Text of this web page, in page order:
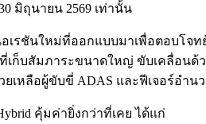
มิถุนายน 2569 เท่านั้น
อเรชันใหม่ที่ออกแบบมาเพื่อตอบโ
ก็บสัมภาระขนาดใหญ่ ขับเคลื่อน
ยเหลือผู้ขับขี่ ADAS และฟีเจอร์อำ
คุ้มค่ายิ่งกว่าที่เคย ได้แก่